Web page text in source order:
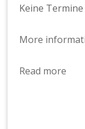
Keine
More
Read more